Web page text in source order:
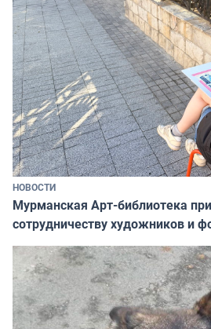
НОВОСТИ
Мурманская Арт-библиотека
сотрудничеству художников и